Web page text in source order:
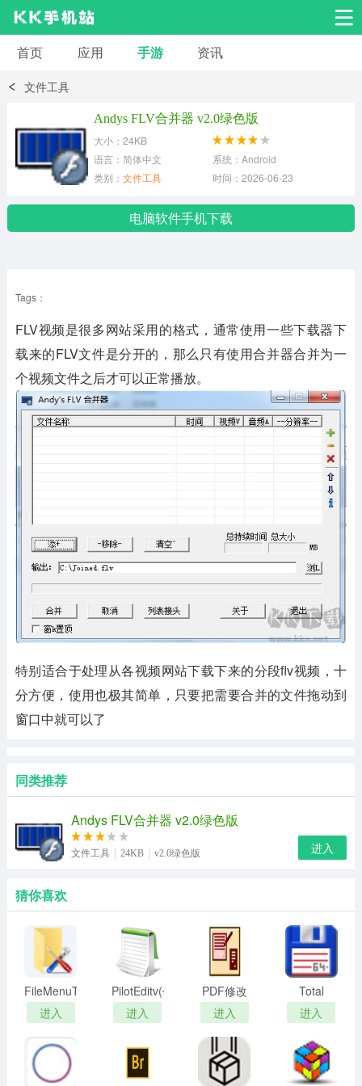
安卓应用
小说漫画
安卓其它
首页 应用 手游 资讯
文件工具
Andys FLV合并器 v2.0绿色版
大小：24KB
语言：简体中文
系统：Android
类别： 文件工具 时间：2026-06-23
电脑软件手机下载
Tags：
FLV视频是很多网站采用的格式，通常使用一些下载器下
载来的FLV文件是分开的，那么只有使用合并器合并为一
个视频文件之后才可以正常播放。
特别适合于处理从各视频网站下载下来的分段flv视频，十
分方便，使用也极其简单，只要把需要合并的文件拖动到
窗口中就可以了
同类推荐
Andys FLV合并器 v2.0绿色版
文件工具 24KB v2.0绿色版 进入
猜你喜欢
FileMenuTools
免激活版-
Windows
右键菜单
增强工具
进入
PilotEditv(代
码编辑器)
进入
PDF修改
器
进入
Total
Commander
破解版64
位
进入